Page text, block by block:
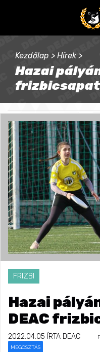
Kezdőlap > Hírek >
Hazai
FRIZBI
Hazai
DEAC
2022.04.05 ÍRTA DEAC
MEGOSZTÁS